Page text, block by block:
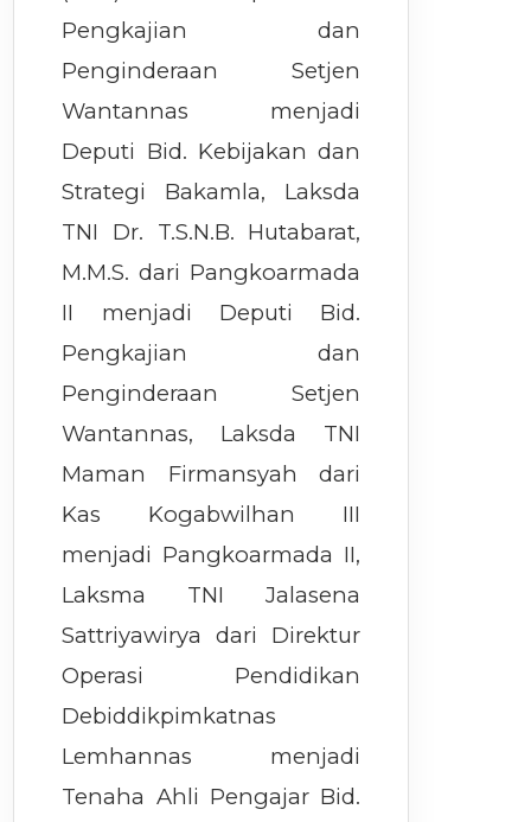
Pengkajian dan
Penginderaan Setjen
Wantannas menjadi
Deputi Bid. Kebijakan dan
Strategi Bakamla, Laksda
TNI Dr. T.S.N.B. Hutabarat,
M.M.S. dari Pangkoarmada
II menjadi Deputi Bid.
Pengkajian dan
Penginderaan Setjen
Wantannas, Laksda TNI
Maman Firmansyah dari
Kas Kogabwilhan III
menjadi Pangkoarmada II,
Laksma TNI Jalasena
Sattriyawirya dari Direktur
Operasi Pendidikan
Debiddikpimkatnas
Lemhannas menjadi
Tenaha Ahli Pengajar Bid.